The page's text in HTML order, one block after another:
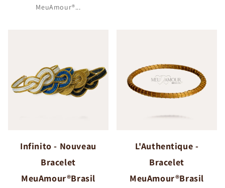
MeuAmour®...
Infinito - Nouveau
Bracelet
MeuAmour®Brasil
L'Authentique -
Bracelet
MeuAmour®Brasil